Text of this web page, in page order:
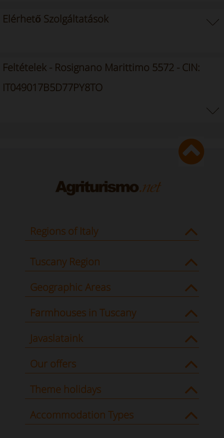
Elérhető Szolgáltatások
Feltételek - Rosignano Marittimo 5572 - CIN:
IT049017B5D77PY8TO
Regions of Italy
Tuscany Region
Geographic Areas
Farmhouses in Tuscany
Javaslataink
Our offers
Theme holidays
Accommodation Types